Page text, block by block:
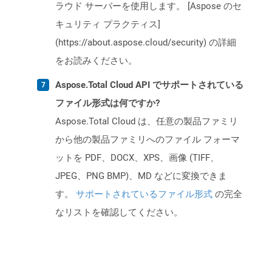
ラウド サーバーを使用します。 [Aspose のセ
キュリティ プラクティス]
(https://about.aspose.cloud/security) の詳細
をお読みください。
Aspose.Total Cloud API でサポートされている
ファイル形式は何ですか?
Aspose.Total Cloud は、任意の製品ファミリ
から他の製品ファミリへのファイル フォーマ
ットを PDF、DOCX、XPS、画像 (TIFF、
JPEG、PNG BMP)、MD などに変換できま
す。 サポートされているファイル形式 の完全
なリストを確認してください。